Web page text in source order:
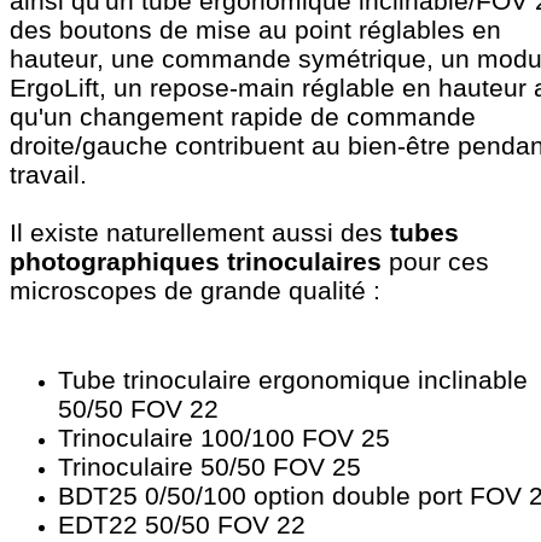
des boutons de mise au point réglables en
hauteur, une commande symétrique, un
ErgoLift, un repose-main réglable en hauteur
qu'un changement rapide de commande
droite/gauche contribuent au bien-être
travail.
Il existe naturellement aussi des tubes
photographiques trinoculaires pour ces
microscopes de grande qualité :
Tube trinoculaire ergonomique inclinable
50/50 FOV 22
Trinoculaire 100/100 FOV 25
Trinoculaire 50/50 FOV 25
BDT25 0/50/100 option double port FOV
EDT22 50/50 FOV 22